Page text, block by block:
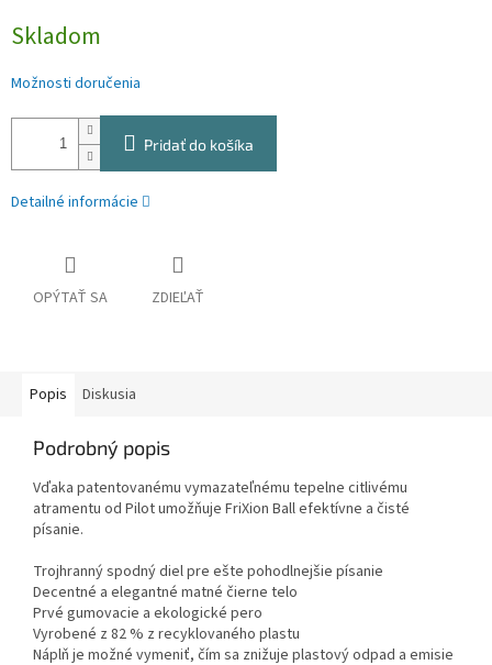
Skladom
Možnosti doručenia
Pridať do košíka
Detailné informácie
OPÝTAŤ SA ZDIEĽAŤ
Popis Diskusia
Podrobný popis
Vďaka patentovanému vymazateľnému tepelne citlivému
atramentu od Pilot umožňuje FriXion Ball efektívne a čisté
písanie.
Trojhranný spodný diel pre ešte pohodlnejšie písanie
Decentné a elegantné matné čierne telo
Prvé gumovacie a ekologické pero
Vyrobené z 82 % z recyklovaného plastu
Náplň je možné vymeniť, čím sa znižuje plastový odpad a emisie